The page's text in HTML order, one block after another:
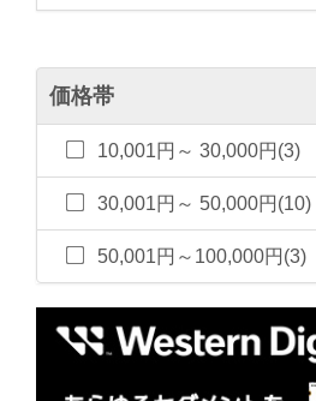
価格帯
10,001円～ 30,000円(3)
30,001円～ 50,000円(10)
50,001円～100,000円(3)